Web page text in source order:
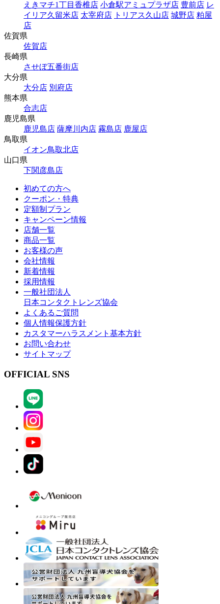
えきマチ1丁目香椎店 小倉駅アミュプラザ店 豊前店 レ
イリア久留米店 太宰府店 トリアス久山店 城野店 粕屋
店
佐賀県
佐賀店
長崎県
させぼ五番街店
大分県
大分店 別府店
熊本県
合志店
鹿児島県
鹿児島店 薩摩川内店 霧島店 鹿屋店
鳥取県
イオン鳥取北店
山口県
下関彦島店
初めての方へ
クーポン・特典
定額制プラン
キャンペーン情報
店舗一覧
商品一覧
お客様の声
会社情報
新着情報
採用情報
一般社団法人
日本コンタクトレンズ協会
よくあるご質問
個人情報保護方針
カスタマーハラスメント基本方針
お問い合わせ
サイトマップ
OFFICIAL SNS